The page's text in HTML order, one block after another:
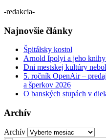
-redakcia-
Najnovšie články
Špitálsky kostol
Arnold Ipolyi a jeho
Dni mestskej kultúry
5. ročník OpenAir –
a šperkov 2026
O banských stupách v
Archív
Archív